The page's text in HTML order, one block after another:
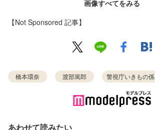
画像すべてをみる
【Not Sponsored 記事】
橋本環奈 渡部篤郎 警視庁いきもの係
あわせて読みたい